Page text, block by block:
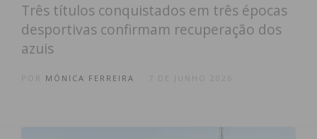
Três títulos conquistados em três épocas
desportivas confirmam recuperação dos
azuis
MÓNICA FERREIRA 7 DE JUNHO 2026